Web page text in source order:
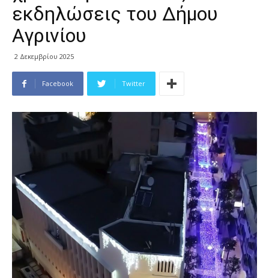
εκδηλώσεις του Δήμου
Αγρινίου
2 Δεκεμβρίου 2025
Facebook Twitter